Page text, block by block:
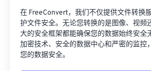
在 FreeConvert，我们不仅提供文件转换
护文件安全。无论您转换的是图像、视频
大的安全框架都能确保您的数据始终安全
加密技术、安全的数据中心和严密的监控
您的数据安全。